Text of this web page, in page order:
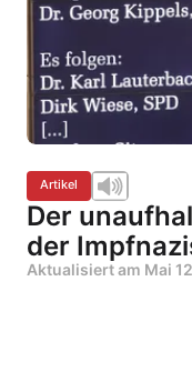
Artikel
Der
der
Aktualisiert am Mai